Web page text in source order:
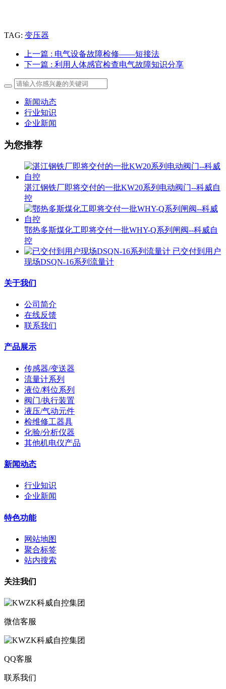
TAG: 变压器
上一篇 : 电气设备故障检修——短接法
下一篇 : ​利用人体感官检查电气故障知识分享
新闻动态
行业知识
企业新闻
为您推荐
湛江钢铁厂即将交付的一批KW20系列电动阀门--科威自
控
鄂热多斯煤化工即将交付一批WHY-Q系列闸阀--科威自
控
已交付到用户
现场DSQN-16系列流量计
关于我们
公司简介
在线反馈
联系我们
产品展示
传感器/变送器
流量计系列
液位/料位系列
阀门/执行装置
液压/气动元件
检维修工器具
化验/分析仪器
其他机电仪产品
新闻动态
行业知识
企业新闻
特色功能
网站地图
聚合标签
站内搜索
关注我们
微信客服
QQ客服
联系我们